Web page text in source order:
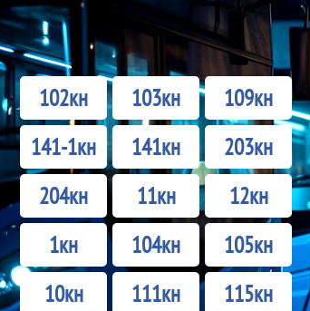
102кн 103кн
109кн
141-1кн
141кн
203кн
204кн
11кн
12кн
1кн
104кн
105кн
10кн
111кн
115кн